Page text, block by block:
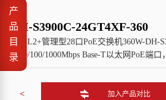
<
DH-S3900C-24GT4XF-360
大华L2+管理型28口PoE交换机360W-DH-
个10/100/1000Mbps Base-T以太网PoE端口
加入产品对比
产
品
目
录